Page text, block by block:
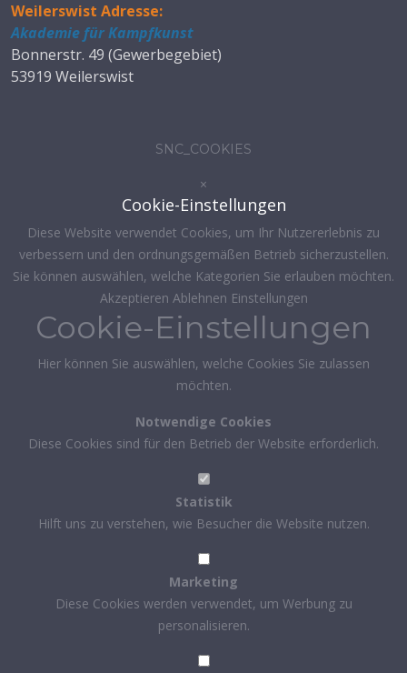
Weilerswist Adresse:
Akademie für Kampfkunst
Bonnerstr. 49 (Gewerbegebiet)
53919 Weilerswist
SNC_COOKIES
×
Cookie-Einstellungen
Diese Website verwendet Cookies, um Ihr Nutzererlebnis zu
verbessern und den ordnungsgemäßen Betrieb sicherzustellen.
Sie können auswählen, welche Kategorien Sie erlauben möchten.
Akzeptieren Ablehnen Einstellungen
Cookie-Einstellungen
Hier können Sie auswählen, welche Cookies Sie zulassen
möchten.
Notwendige Cookies
Diese Cookies sind für den Betrieb der Website erforderlich.
Statistik
Hilft uns zu verstehen, wie Besucher die Website nutzen.
Marketing
Diese Cookies werden verwendet, um Werbung zu
personalisieren.